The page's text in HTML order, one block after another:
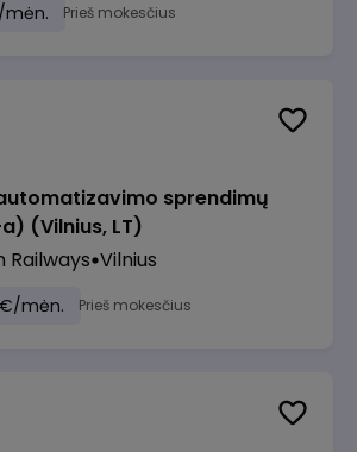
mėn. Prieš mokesčius
sprendimų
(Vilnius, LT)
Railways Vilnius
mėn. Prieš mokesčius